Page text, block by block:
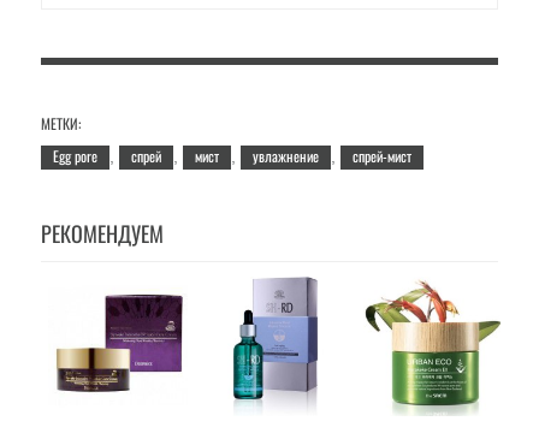
МЕТКИ:
Egg pore
спрей мист увлажнение спрей-мист
РЕКОМЕНДУЕМ